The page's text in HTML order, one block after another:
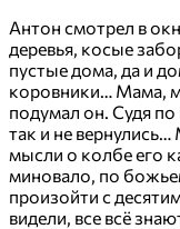
Антон смотрел в
деревья, косые
пустые дома, да и
коровники… Мама,
подумал он. Судя
так и не
мысли о колбе его
миновало, по
произойти с
видели, все всё